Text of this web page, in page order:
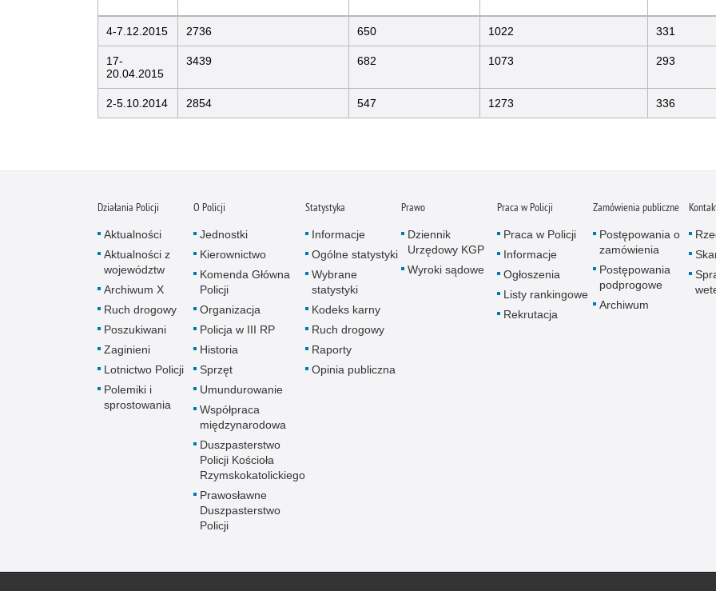
4-7.12.2015 2736 650 1022 331
17-
20.04.2015
3439 682 1073 293
2-5.10.2014 2854 547 1273 336
Działania Policji
Aktualności
Aktualności z
województw
Archiwum X
Ruch drogowy
Poszukiwani
Zaginieni
Lotnictwo Policji
Polemiki i
sprostowania
O Policji
Jednostki
Kierownictwo
Komenda Główna
Policji
Organizacja
Policja w III RP
Historia
Sprzęt
Umundurowanie
Współpraca
międzynarodowa
Duszpasterstwo
Policji Kościoła
Rzymskokatolickiego
Prawosławne
Duszpasterstwo
Policji
Statystyka
Informacje
Ogólne statystyki
Wybrane
statystyki
Kodeks karny
Ruch drogowy
Raporty
Opinia publiczna
Prawo
Dziennik
Urzędowy KGP
Wyroki sądowe
Praca w Policji
Praca w Policji
Informacje
Ogłoszenia
Listy rankingowe
Rekrutacja
Zamówienia publiczne
Postępowania o
zamówienia
Postępowania
podprogowe
Archiwum